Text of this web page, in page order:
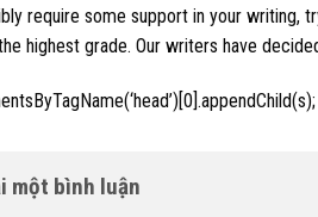
require some support in your writing,
highest grade. Our writers have
một bình luận